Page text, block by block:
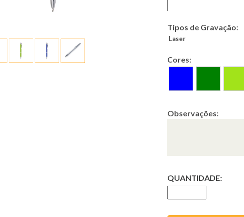
Tipos de Gravação:
Laser
Cores:
Observações:
QUANTIDADE: